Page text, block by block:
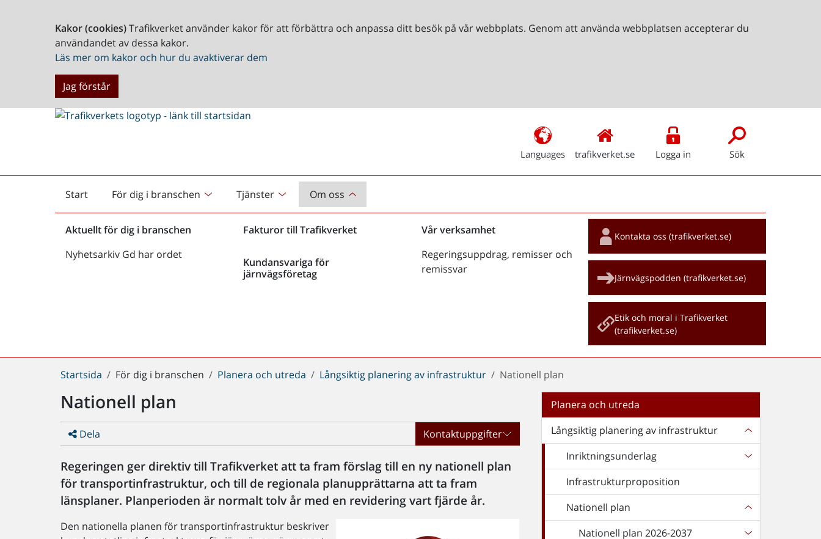
Kakor (cookies)Trafikverket använder kakor för att förbättra och anpassa ditt besök på vår webbplats. Genom att använda webbplatsen accepterar du
användandet av dessa kakor.
Läs mer om kakor och hur du avaktiverar dem
Jag förstår
Languages trafikverket.se Logga in Sök
Start
Startsida För dig i branschen Tjänster Om oss
Aktuellt för dig i branschen
Nyhetsarkiv Gd har ordet
Fakturor till Trafikverket
Kundansvariga för
järnvägsföretag
Vår verksamhet
Regeringsuppdrag, remisser och
remissvar
Snabblänkar
Kontakta oss (trafikverket.se)
Järnvägspodden (trafikverket.se)
Etik och moral i Trafikverket
(trafikverket.se)
Du
här:
Startsida För dig i branschen Planera och utreda Långsiktig planering av infrastruktur Nationell plan
Nationell plan
Dela Kontaktuppgifter
Regeringen ger direktiv till Trafikverket att ta fram förslag till en ny nationell plan
för transportinfrastruktur, och till de regionala planupprättarna att ta fram
länsplaner. Planperioden är normalt tolv år med en revidering vart fjärde år.
Den nationella planen för transportinfrastruktur beskriver
Planera och utreda
Långsiktig planering av infrastruktur
Inriktningsunderlag
Infrastrukturproposition
Nationell plan
Nationell plan 2026-2037